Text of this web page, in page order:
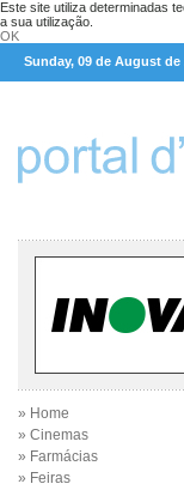
Este site utiliza determinadas
a sua utilização.
OK
Sunday, 09 de August de
» Home
» Cinemas
» Farmácias
» Feiras